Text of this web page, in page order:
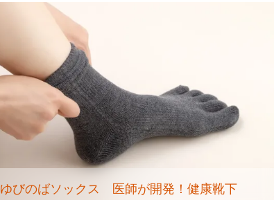
ゆびのばソックス 医師が開発！健康靴下